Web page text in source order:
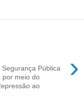
›
Pública
por meio do
ao